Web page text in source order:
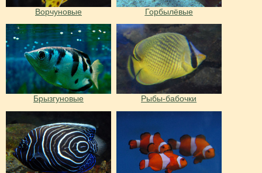
Ворчуновые Горбылёвые
Брызгуновые Рыбы-бабочки